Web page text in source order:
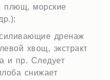
плющ, морские
дренаж
хвощ, экстракт
и пр. Следует
снижает